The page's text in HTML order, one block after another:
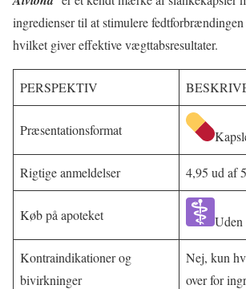
ingredienser til at stimulere
hvilket giver effektive vægttabsresultater.
PERSPEKTIV
Præsentationsformat
Rigtige anmeldelser 4,95 ud af
Køb på apoteket Uden
Kontraindikationer og
bivirkninger
Nej, kun
over for